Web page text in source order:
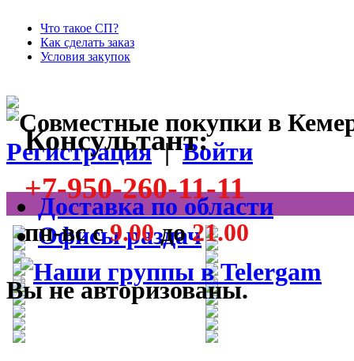
Что такое СП?
Как сделать заказ
Условия закупок
Консультант:
+7-950-260-11-11
пн-вс с9.00до21.00
Регистрация|Войти
Доставка по области
Офисы раздач
Вы не авторизованы.